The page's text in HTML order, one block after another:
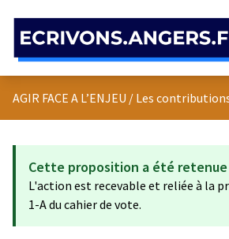
AGIR FACE A L’ENJEU / Les
Cette proposition a été retenue
L'action est recevable et reliée à la
1-A du cahier de vote.